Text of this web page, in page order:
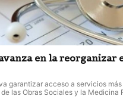
en la reorganizar
garantizar acceso a servicios
las Obras Sociales y la Medicina